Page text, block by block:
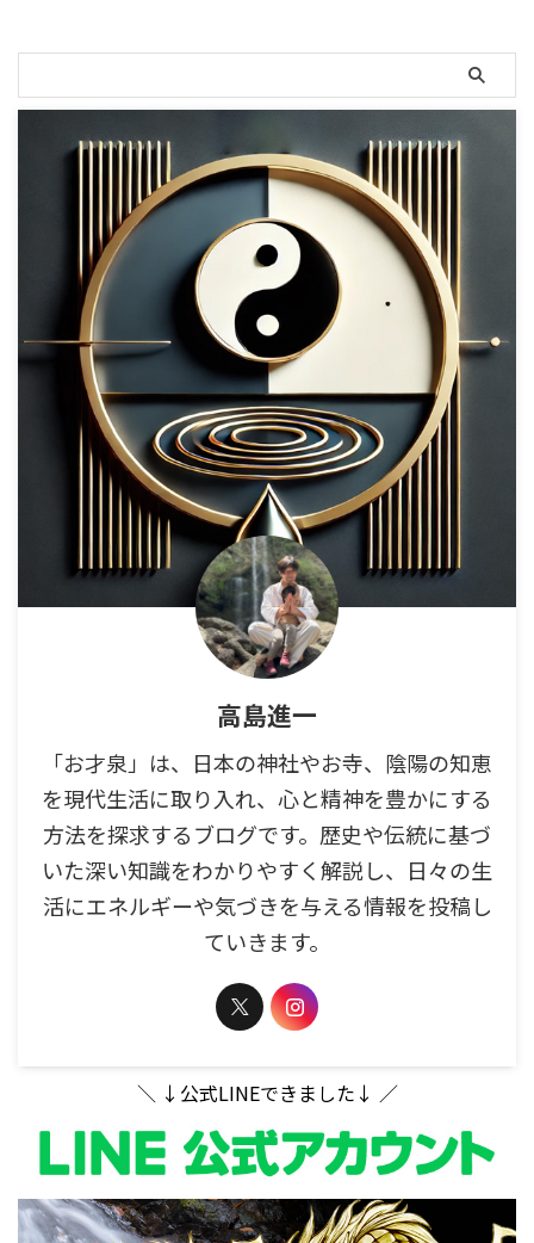
です。 この入り口は案内図だと
これが鳥居前の石碑。 石碑の裏
高島進一
「お才泉」は、日本の神社やお寺、陰陽の知恵
を現代生活に取り入れ、心と精神を豊かにする
方法を探求するブログです。歴史や伝統に基づ
いた深い知識をわかりやすく解説し、日々の生
活にエネルギーや気づきを与える情報を投稿し
ていきます。
＼ ↓公式LINEできました↓ ／